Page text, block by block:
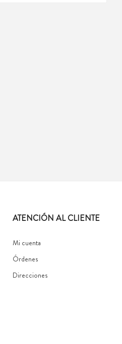
ATENCIÓN AL CLIENTE
Mi cuenta
Órdenes
Direcciones